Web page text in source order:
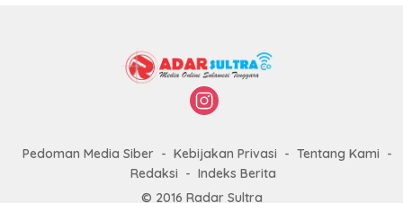
Pedoman Media Siber Kebijakan Privasi
Tentang Kami
Redaksi
Indeks Berita
© 2016 Radar Sultra